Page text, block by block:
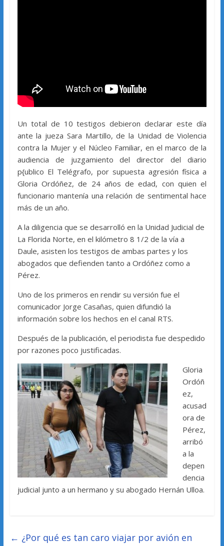
Un total de 10 testigos debieron declarar este día
ante la jueza Sara Martillo, de la Unidad de Violencia
contra la Mujer y el Núcleo Familiar, en el marco de la
audiencia de juzgamiento del director del diario
p{ublico El Telégrafo, por supuesta agresión física a
Gloria Ordóñez, de 24 años de edad, con quien el
funcionario mantenía una relación de sentimental hace
más de un año.
A la diligencia que se desarrolló en la Unidad Judicial de
La Florida Norte, en el kilómetro 8 1/2 de la vía a
Daule, asisten los testigos de ambas partes y los
abogados que defienden tanto a Ordóñez como a
Pérez.
Uno de los primeros en rendir su versión fue el
comunicador Jorge Casañas, quien difundió la
información sobre los hechos en el canal RTS.
Después de la publicación, el periodista fue despedido
por razones poco justificadas.
Gloria
Ordóñ
ez,
acusad
ora de
Pérez,
arribó
a la
depen
dencia
judicial junto a un hermano y su abogado Hernán Ulloa.
← ¿Por qué es tan caro viajar por avión en